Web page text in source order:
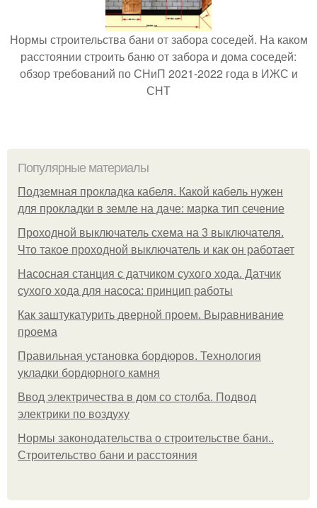
Нормы строительства бани от забора соседей. На каком
расстоянии строить баню от забора и дома соседей:
обзор требований по СНиП 2021-2022 года в ИЖС и
СНТ
Популярные материалы
Подземная прокладка кабеля. Какой кабель нужен
для прокладки в земле на даче: марка тип сечение
Проходной выключатель схема на 3 выключателя.
Что такое проходной выключатель и как он работает
Насосная станция с датчиком сухого хода. Датчик
сухого хода для насоса: принцип работы
Как заштукатурить дверной проем. Выравнивание
проема
Правильная установка бордюров. Технология
укладки бордюрного камня
Ввод электричества в дом со столба. Подвод
электрики по воздуху
Нормы законодательства о строительстве бани..
Строительство бани и расстояния